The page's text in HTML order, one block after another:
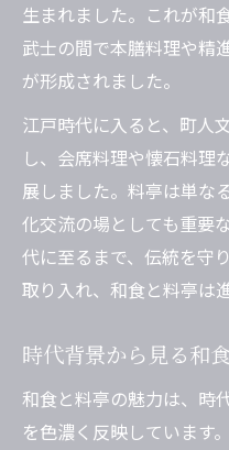
料亭文化の起源を
和食と料亭の
料亭発祥の背
和食料亭が生
料亭の起源に
和食料亭の
時代ごとに変化し
和食と料亭の
和食の歴史か
各時代の和食
和食料亭の献
生まれました。これが和
武士の間で本膳料理や精
が形成されました。
江戸時代に入ると、町人
し、会席料理や懐石料理
展しました。料亭は単な
化交流の場としても重要
代に至るまで、伝統を守
取り入れ、和食と料亭は
時代背景から見る和
和食と料亭の魅力は、時
を色濃く反映しています